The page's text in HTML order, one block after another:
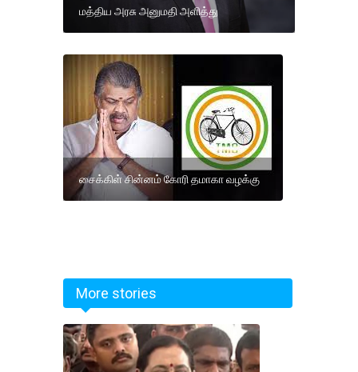
மத்திய அரசு அனுமதி அளித்து
சைக்கிள் சின்னம் கோரி தமாகா வழக்கு
More stories